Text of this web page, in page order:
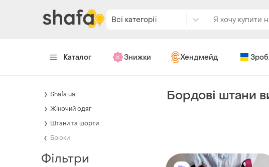
Всі категорії
Каталог Знижки Хендмейд
Бордові штани
Shafa.ua
Жіночий одяг
Штани та шорти
Брюки
Фільтри